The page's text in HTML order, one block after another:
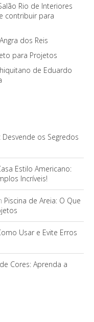
Rio de Interiores
contribuir para
dos Reis
para Projetos
de Eduardo
os Segredos
Estilo Americano:
Incríveis!
Piscina de Areia: O Que
Usar e Evite Erros
Cores: Aprenda a